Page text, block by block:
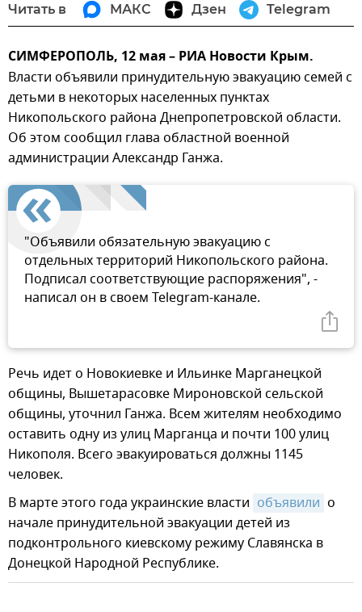
Читать в МАКС Дзен Telegram
СИМФЕРОПОЛЬ, 12 мая – РИА Новости Крым.
Власти объявили принудительную эвакуацию семей с
детьми в некоторых населенных пунктах
Никопольского района Днепропетровской области.
Об этом сообщил глава областной военной
администрации Александр Ганжа.
"Объявили обязательную эвакуацию с
отдельных территорий Никопольского района.
Подписал соответствующие распоряжения", -
написал он в своем Telegram-канале.
Речь идет о Новокиевке и Ильинке Марганецкой
общины, Вышетарасовке Мироновской сельской
общины, уточнил Ганжа. Всем жителям необходимо
оставить одну из улиц Марганца и почти 100 улиц
Никополя. Всего эвакуироваться должны 1145
человек.
В марте этого года украинские власти объявили о
начале принудительной эвакуации детей из
подконтрольного киевскому режиму Славянска в
Донецкой Народной Республике.